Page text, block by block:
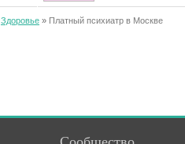
Здоровье » Платный психиатр в Москве